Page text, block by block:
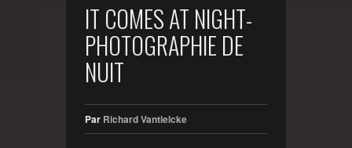
IT COMES AT NIGHT-
PHOTOGRAPHIE DE
NUIT
Par Richard Vantielcke